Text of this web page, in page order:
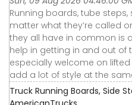
Running boards, tube
matter what they’re called
they all have in common is
help in getting in and out of
especially welcome on
add a lot of style at the
Truck Running Boards, Side